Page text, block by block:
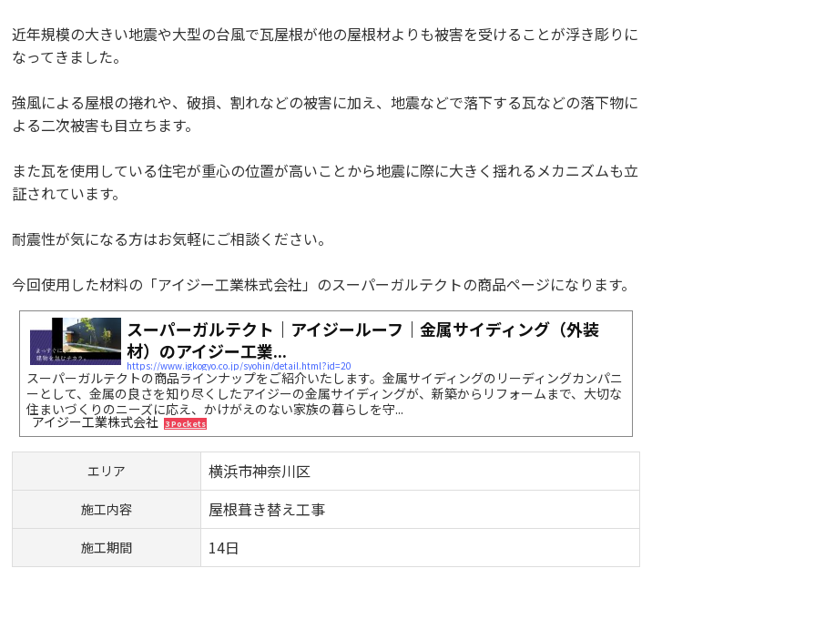
近年規模の大きい地震や大型の台風で瓦屋根が他の屋根材よりも被害を受けることが浮き彫りに
なってきました。
強風による屋根の捲れや、破損、割れなどの被害に加え、地震などで落下する瓦などの落下物に
よる二次被害も目立ちます。
また瓦を使用している住宅が重心の位置が高いことから地震に際に大きく揺れるメカニズムも立
証されています。
耐震性が気になる方はお気軽にご相談ください。
今回使用した材料の「アイジー工業株式会社」のスーパーガルテクトの商品ページになります。
スーパーガルテクト｜アイジールーフ｜金属サイディング（外装
材）のアイジー工業...
https://www.igkogyo.co.jp/syohin/detail.html?id=20
スーパーガルテクトの商品ラインナップをご紹介いたします。金属サイディングのリーディングカンパニ
ーとして、金属の良さを知り尽くしたアイジーの金属サイディングが、新築からリフォームまで、大切な
住まいづくりのニーズに応え、かけがえのない家族の暮らしを守...
アイジー工業株式会社 3 Pockets
エリア 横浜市神奈川区
施工内容 屋根葺き替え工事
施工期間 14日